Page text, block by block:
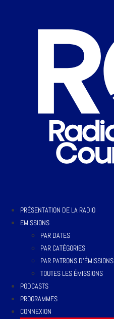
PRÉSENTATION DE LA RADIO
EMISSIONS
PAR DATES
PAR CATÉGORIES
PAR PATRONS D’ÉMISSIONS
TOUTES LES ÉMISSIONS
PODCASTS
PROGRAMMES
CONNEXION